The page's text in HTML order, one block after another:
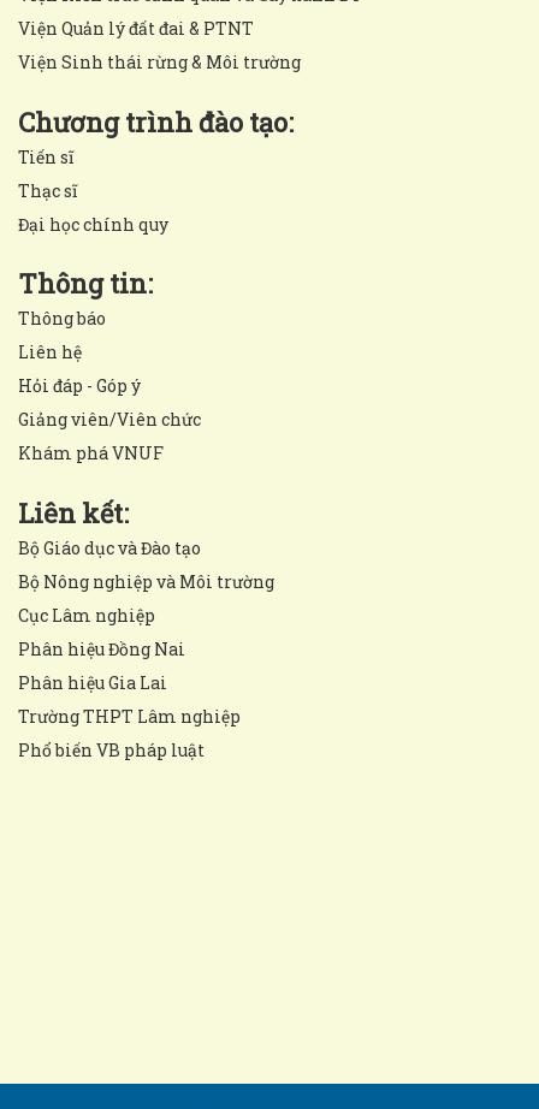
Viện Quản lý đất đai & PTNT
Viện Sinh thái rừng & Môi trường
Chương trình đào tạo:
Tiến sĩ
Thạc sĩ
Đại học chính quy
Thông tin:
Thông báo
Liên hệ
Hỏi đáp - Góp ý
Giảng viên/Viên chức
Khám phá VNUF
Liên kết:
Bộ Giáo dục và Đào tạo
Bộ Nông nghiệp và Môi trường
Cục Lâm nghiệp
Phân hiệu Đồng Nai
Phân hiệu Gia Lai
Trường THPT Lâm nghiệp
Phổ biến VB pháp luật